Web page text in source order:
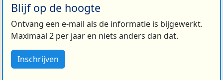
Blijf op de hoogte
Ontvang een e-mail als de informatie is bijgewerkt.
Maximaal 2 per jaar en niets anders dan dat.
Inschrijven